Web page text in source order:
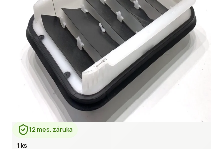
12 mes. záruka
1 ks